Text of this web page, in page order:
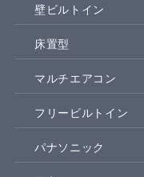
壁ビルトイン
床置型
マルチエアコン
フリービルトイン
パナソニック